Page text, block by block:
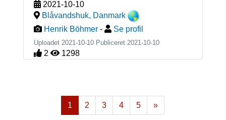
2021-10-10
Blåvandshuk, Danmark
Henrik Böhmer - Se profil
Uploadet 2021-10-10 Publiceret 2021-10-10
2 1298
1 2 3 4 5
»
Næste